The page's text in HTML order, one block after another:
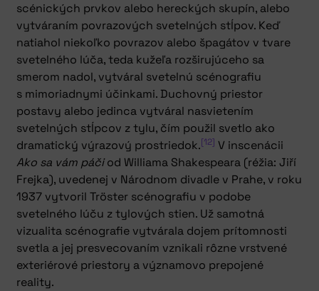
scénických prvkov alebo hereckých skupín, alebo
vytváraním povrazových svetelných stĺpov. Keď
natiahol niekoľko povrazov alebo špagátov v tvare
svetelného lúča, teda kužeľa rozširujúceho sa
smerom nadol, vytváral svetelnú scénografiu
s mimoriadnymi účinkami. Duchovný priestor
postavy alebo jedinca vytváral nasvietením
svetelných stĺpcov z tylu, čím použil svetlo ako
dramatický výrazový prostriedok.[12] V inscenácii
Ako sa vám páčiod Williama Shakespeara (réžia: Jiří
Frejka), uvedenej v Národnom divadle v Prahe, v roku
1937 vytvoril Tröster scénografiu v podobe
svetelného lúču z tylových stien. Už samotná
vizualita scénografie vytvárala dojem prítomnosti
svetla a jej presvecovaním vznikali rôzne vrstvené
exteriérové priestory a významovo prepojené
reality.